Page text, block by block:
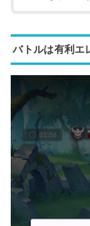
バトルは有利エ